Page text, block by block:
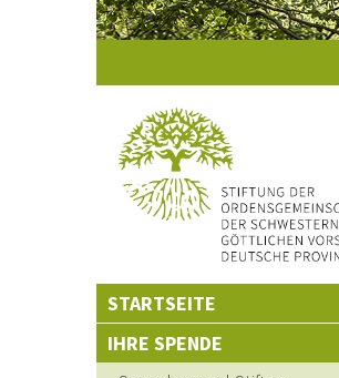
Hauptnavigation
STARTSEITE
IHRE SPENDE